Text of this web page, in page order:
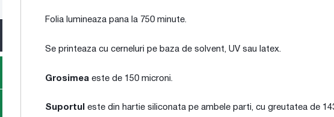
Folia lumineaza pana la 750 minute.
Se printeaza cu cerneluri pe baza de solvent, UV sau latex.
Grosimea este de 150 microni.
Suportul este din hartie siliconata pe ambele parti, cu greutatea de